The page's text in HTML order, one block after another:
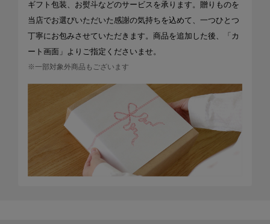
ギフト包装、お熨斗などのサービスを承ります。贈りものを
当店でお選びいただいた感謝の気持ちを込めて、一つひとつ
丁寧にお包みさせていただきます。商品を追加した後、「カ
ート画面」よりご指定くださいませ。
※一部対象外商品もございます